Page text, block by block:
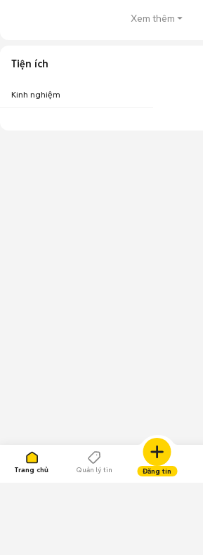
Trang chủ Quản lý tin Đăng tin
Xem thêm
Tiện ích
Kinh nghiệm